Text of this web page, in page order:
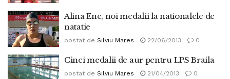
Alina Ene, noi medalii la nationalele de
natatie
postat de Silviu Mares 22/06/2013 0
Cinci medalii de aur pentru LPS Braila
postat de Silviu Mares 21/04/2013 0